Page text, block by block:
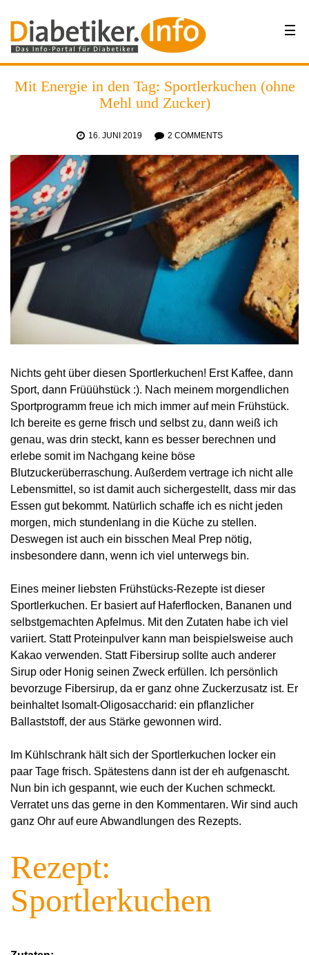
Mit Energie in den Tag: Sportlerkuchen (ohne
Mehl und Zucker)
16. JUNI 2019 2 COMMENTS
Nichts geht über diesen Sportlerkuchen! Erst Kaffee, dann
Sport, dann Früüühstück :). Nach meinem morgendlichen
Sportprogramm freue ich mich immer auf mein Frühstück.
Ich bereite es gerne frisch und selbst zu, dann weiß ich
genau, was drin steckt, kann es besser berechnen und
erlebe somit im Nachgang keine böse
Blutzuckerüberraschung. Außerdem vertrage ich nicht alle
Lebensmittel, so ist damit auch sichergestellt, dass mir das
Essen gut bekommt. Natürlich schaffe ich es nicht jeden
morgen, mich stundenlang in die Küche zu stellen.
Deswegen ist auch ein bisschen Meal Prep nötig,
insbesondere dann, wenn ich viel unterwegs bin.
Eines meiner liebsten Frühstücks-Rezepte ist dieser
Sportlerkuchen. Er basiert auf Haferflocken, Bananen und
selbstgemachten Apfelmus. Mit den Zutaten habe ich viel
variiert. Statt Proteinpulver kann man beispielsweise auch
Kakao verwenden. Statt Fibersirup sollte auch anderer
Sirup oder Honig seinen Zweck erfüllen. Ich persönlich
bevorzuge Fibersirup, da er ganz ohne Zuckerzusatz ist. Er
beinhaltet Isomalt-Oligosaccharid: ein pflanzlicher
Ballaststoff, der aus Stärke gewonnen wird.
Im Kühlschrank hält sich der Sportlerkuchen locker ein
paar Tage frisch. Spätestens dann ist der eh aufgenascht.
Nun bin ich gespannt, wie euch der Kuchen schmeckt.
Verratet uns das gerne in den Kommentaren. Wir sind auch
ganz Ohr auf eure Abwandlungen des Rezepts.
Rezept:
Sportlerkuchen